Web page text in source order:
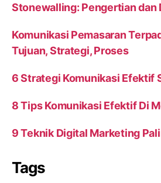
Stonewalling: Pengertian dan
Komunikasi Pemasaran
Tujuan, Strategi, Proses
6 Strategi Komunikasi Efektif
8 Tips Komunikasi Efektif Di
9 Teknik Digital Marketing
Tags